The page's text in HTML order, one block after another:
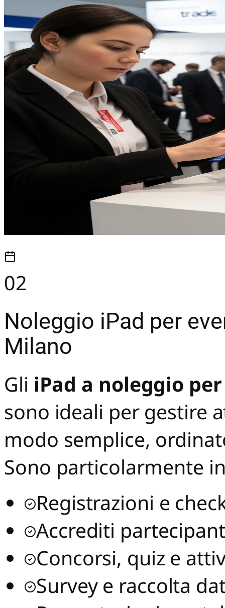
02
Noleggio iPad per
Milano
Gli iPad a noleggio
sono ideali per gestire
modo semplice,
Sono particolarmente
Registrazioni e
Accrediti
Concorsi, quiz e
Survey e raccolta